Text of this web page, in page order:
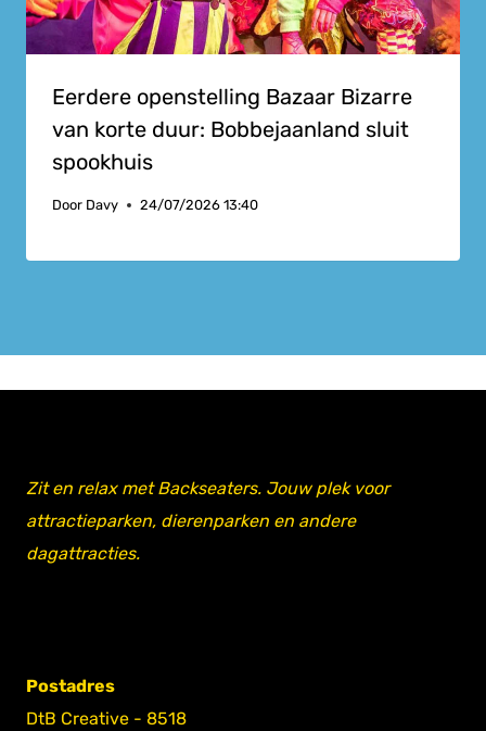
Eerdere openstelling Bazaar Bizarre
van korte duur: Bobbejaanland sluit
spookhuis
Door Davy 24/07/2026 13:40
Zit en relax met Backseaters. Jouw plek voor
attractieparken, dierenparken en andere
dagattracties.
Postadres
DtB Creative - 8518